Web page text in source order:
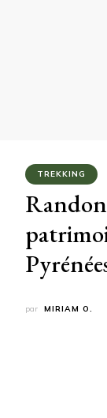
TREKKING
par MIRIAM O.